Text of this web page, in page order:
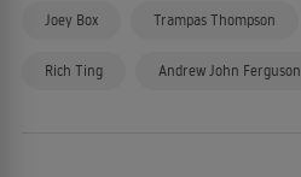
Joey Box Trampas Thompson
Rich Ting Andrew John Ferguson